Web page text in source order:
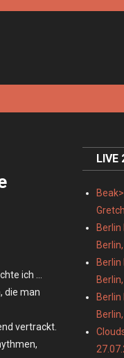
ich …
die man
vertrackt.
LIVE